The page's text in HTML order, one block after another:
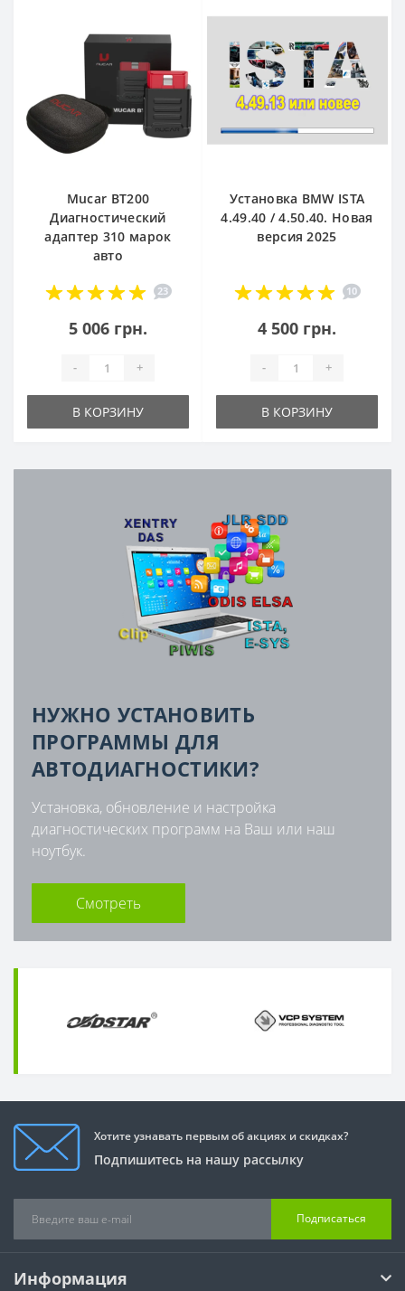
Mucar BT200
Диагностический
адаптер 310 марок
авто
23
5 006 грн.
- +
В КОРЗИНУ
Установка BMW ISTA
4.49.40 / 4.50.40. Новая
версия 2025
10
4 500 грн.
- +
В КОРЗИНУ
НУЖНО УСТАНОВИТЬ
ПРОГРАММЫ ДЛЯ
АВТОДИАГНОСТИКИ?
Установка, обновление и настройка
диагностических программ на Ваш или наш
ноутбук.
Смотреть
Хотите узнавать первым об акциях и скидках?
Подпишитесь на нашу рассылку
Подписаться
Информация